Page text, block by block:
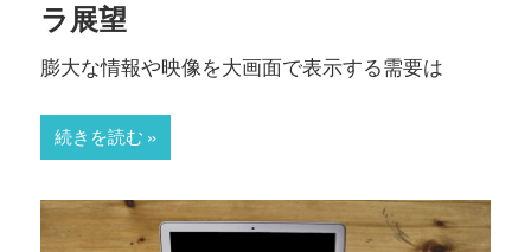
ラ展望
膨大な情報や映像を大画面で表示する需要は
続きを読む